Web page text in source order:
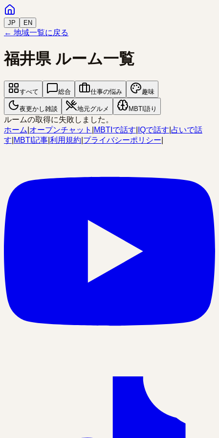
JP EN
← 地域一覧に戻る
福井県ルーム一覧
すべて 総合 仕事の悩み 趣味
夜更かし雑談 地元グルメ MBTI語り
ルームの取得に失敗しました。
ホーム オープンチャット MBTIで話す IQで話す 占いで話
す MBTI記事 利用規約 プライバシーポリシー